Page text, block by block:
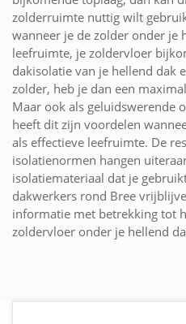
zolderruimte nuttig wilt
wanneer je de zolder onder je
leefruimte, je zoldervloer
dakisolatie van je hellend dak
zolder, heb je dan een
Maar ook als geluidswerende
heeft dit zijn voordelen
als effectieve leefruimte. De
isolatienormen hangen
isolatiemateriaal dat je
dakwerkers rond Bree
informatie met betrekking tot
zoldervloer onder je hellend